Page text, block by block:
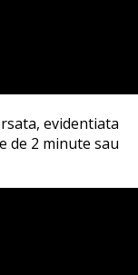
evidentiata
de 2 minute sau